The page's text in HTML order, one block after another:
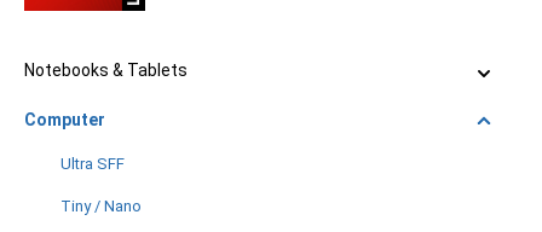
Notebooks & Tablets
Computer
Ultra SFF
Tiny / Nano